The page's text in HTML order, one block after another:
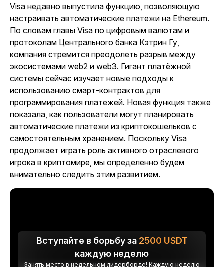
Visa недавно выпустила функцию, позволяющую
настраивать автоматические платежи на Ethereum.
По словам главы Visa по цифровым валютам и
протоколам Центрального банка Кэтрин Гу,
компания стремится преодолеть разрыв между
экосистемами web2 и web3. Гигант платёжной
системы сейчас изучает новые подходы к
использованию смарт-контрактов для
программирования платежей. Новая функция также
показала, как пользователи могут планировать
автоматические платежи из криптокошельков с
самостоятельным хранением. Поскольку Visa
продолжает играть роль активного отраслевого
игрока в криптомире, мы определенно будем
внимательно следить этим развитием.
Вступайте в борьбу за 2500 USDT
каждую неделю
Занять место в недельном лидерборде! Каждую неделю